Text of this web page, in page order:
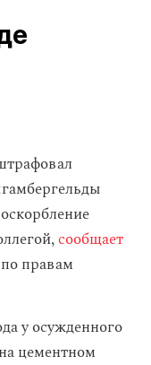
сообщает
правам
у осужденного
цементном